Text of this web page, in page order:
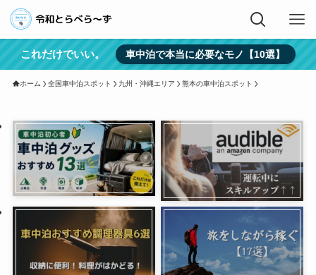
これだけでいい。 車中泊で本当に必要なモノ【10選】
ホーム 全国車中泊スポット 九州・沖縄エリア 熊本の車中泊スポット